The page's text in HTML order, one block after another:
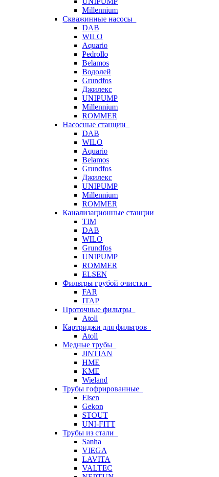
Millennium
Скважинные насосы
DAB
WILO
Aquario
Pedrollo
Belamos
Водолей
Grundfos
Джилекс
UNIPUMP
Millennium
ROMMER
Насосные станции
DAB
WILO
Aquario
Belamos
Grundfos
Джилекс
UNIPUMP
Millennium
ROMMER
Канализационные станции
TIM
DAB
WILO
Grundfos
UNIPUMP
ROMMER
ELSEN
Фильтры грубой очистки
FAR
ITAP
Проточные фильтры
Atoll
Картриджи для фильтров
Atoll
Медные трубы
JINTIAN
HME
KME
Wieland
Трубы гофрированные
Elsen
Gekon
STOUT
UNI-FITT
Трубы из стали
Sanha
VIEGA
LAVITA
VALTEC